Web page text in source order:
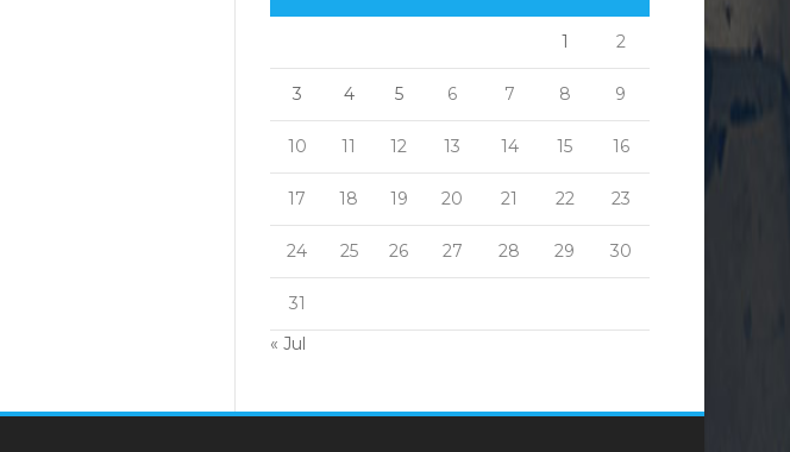
1 2
3 4 5 6 7 8 9
10 11 12 13 14 15 16
17 18 19 20 21 22 23
24 25 26 27 28 29 30
31
« Jul